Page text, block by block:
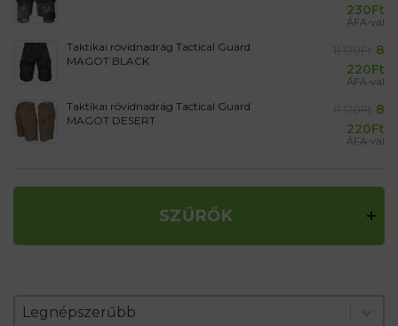
230Ft
ÁFA-val
Taktikai rövidnadrág Tactical Guard
MAGOT BLACK
8
220Ft
ÁFA-val
Taktikai rövidnadrág Tactical Guard
MAGOT DESERT
8
220Ft
ÁFA-val
SZŰRŐK
Zoradenie produktov
Sort content
Legnépszerűbb
Sort content